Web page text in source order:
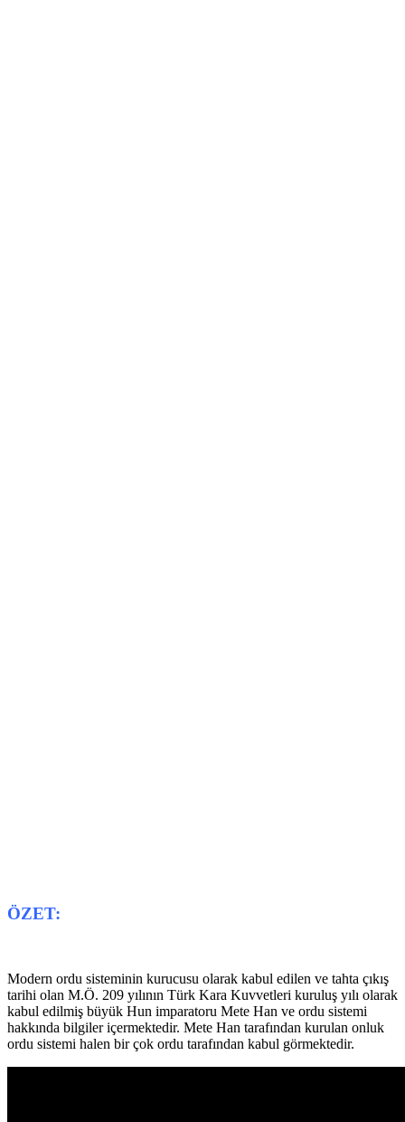
ÖZET:
Modern ordu sisteminin kurucusu olarak kabul edilen ve tahta çıkış
tarihi olan M.Ö. 209 yılının Türk Kara Kuvvetleri kuruluş yılı olarak
kabul edilmiş büyük Hun imparatoru Mete Han ve ordu sistemi
hakkında bilgiler içermektedir. Mete Han tarafından kurulan onluk
ordu sistemi halen bir çok ordu tarafından kabul görmektedir.